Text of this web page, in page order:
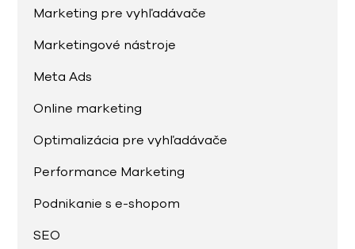
Marketing pre vyhľadávače
Marketingové nástroje
Meta Ads
Online marketing
Optimalizácia pre vyhľadávače
Performance Marketing
Podnikanie s e-shopom
SEO